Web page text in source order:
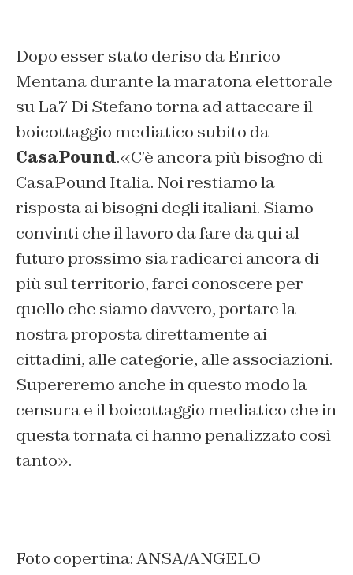
Dopo esser stato deriso da Enrico
Mentana durante la maratona elettorale
su La7 Di Stefano torna ad attaccare il
boicottaggio mediatico subito da
CasaPound.«C’è ancora più bisogno di
CasaPound Italia. Noi restiamo la
risposta ai bisogni degli italiani. Siamo
convinti che il lavoro da fare da qui al
futuro prossimo sia radicarci ancora di
più sul territorio, farci conoscere per
quello che siamo davvero, portare la
nostra proposta direttamente ai
cittadini, alle categorie, alle associazioni.
Supereremo anche in questo modo la
censura e il boicottaggio mediatico che in
questa tornata ci hanno penalizzato così
tanto».
Foto copertina: ANSA/ANGELO